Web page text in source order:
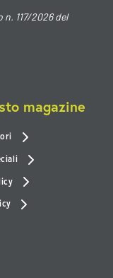
117/2026 del
magazine